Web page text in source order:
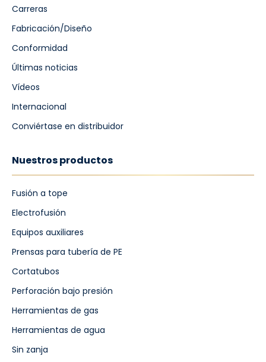
Carreras
Fabricación/Diseño
Conformidad
Últimas noticias
Vídeos
Internacional
Conviértase en distribuidor
Nuestros productos
Fusión a tope
Electrofusión
Equipos auxiliares
Prensas para tubería de PE
Cortatubos
Perforación bajo presión
Herramientas de gas
Herramientas de agua
Sin zanja